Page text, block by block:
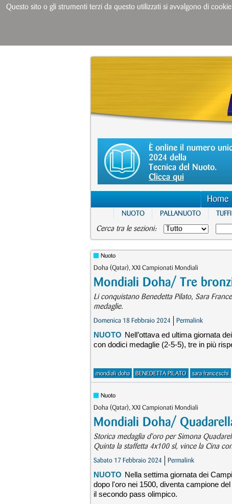
È online il numero
2024 della
Tecnica del Nuoto.
Clicca qui
Home
NUOTO PALLANUOTO TUFFI
Cerca tra le sezioni:
Nuoto
Doha (Qatar), XXI Campionati Mondiali
Mondiali Doha/ Tre
Li conquistano Benedetta Pilato, Sara
medaglie.
Domenica 18 Febbraio 2024 Permalink
NUOTO Nell’ottava ed ultima giornata
con dodici medaglie (2-5-5), tre in più
mondiali doha BENEDETTA PILATO sara franceschi
Nuoto
Doha (Qatar), XXI Campionati Mondiali
Mondiali Doha/
Storica medaglia d'oro per Simona
Quinta la staffetta 4x100 sl, vince la Cina
Sabato 17 Febbraio 2024 Permalink
NUOTO Nella settima giornata dei
dopo l'oro nei 1500, diventa campione
il secondo pass olimpico.
Questo sito o gli strumenti terzi da questo utilizzati si avvalgono di